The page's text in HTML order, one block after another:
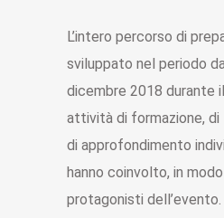
L’intero percorso di
sviluppato nel periodo
dicembre 2018 durante
attività di formazione, di
di approfondimento
hanno coinvolto, in
protagonisti dell’evento.